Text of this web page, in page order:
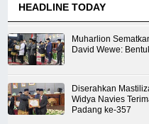
HEADLINE TODAY
Muharlion
David Wewe:
Diserahkan
Widya Navies
Padang ke-357